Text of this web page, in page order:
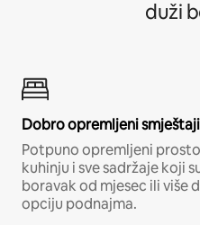
duži
Dobro opremljeni smještaji
Potpuno opremljeni
kuhinju i sve sadržaje koji
boravak od mjesec ili više
opciju podnajma.